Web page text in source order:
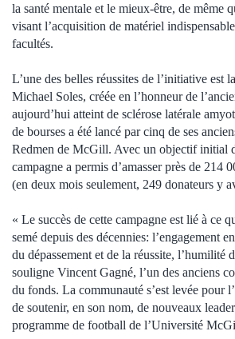
la santé mentale et le mieux-être, de même
visant l’acquisition de matériel
facultés.
L’une des belles réussites de l’initiative est
Michael Soles, créée en l’honneur de
aujourd’hui atteint de sclérose latérale
de bourses a été lancé par cinq de ses
Redmen de McGill. Avec un objectif initial
campagne a permis d’amasser près de 214
(en deux mois seulement, 249 donateurs y
« Le succès de cette campagne est lié à ce
semé depuis des décennies: l’engagement
du dépassement et de la réussite, l’humilité
souligne Vincent Gagné, l’un des anciens
du fonds. La communauté s’est levée pour
de soutenir, en son nom, de nouveaux
programme de football de l’Université